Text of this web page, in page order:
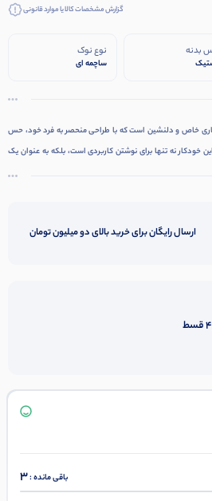
گزارش مشخصات کالا یا موارد قانونی
بدنه نوع نوک
ساچمه ای
خاص و دلنشین است که با طراحی منحصر به فرد خود، حس
خودکار نه تنها برای نوشتن کاربردی است، بلکه به عنوان یک
ارسال رایگان برای خرید بالای دو میلیون تومان
باقی مانده :3